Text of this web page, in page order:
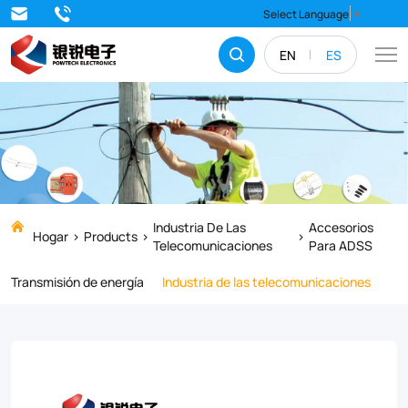
EN ES
Select Language ▼
During
the
tensioning
of
the
cable,
it
be
Hogar Products
Industria De Las
Telecomunicaciones
Accesorios
Para ADSS
Transmisión de energía
Industria de las telecomunicaciones